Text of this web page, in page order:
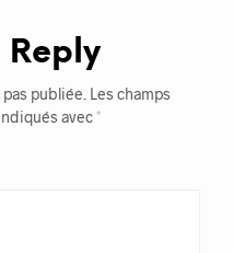
Reply
publiée. Les champs
avec *